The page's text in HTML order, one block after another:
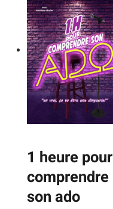
1 heure pour
comprendre
son ado